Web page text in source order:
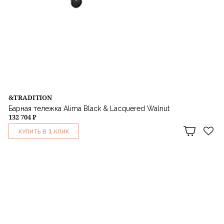
&TRADITION
Барная тележка Alima Black & Lacquered Walnut
132 704 ₽
КУПИТЬ В 1 КЛИК